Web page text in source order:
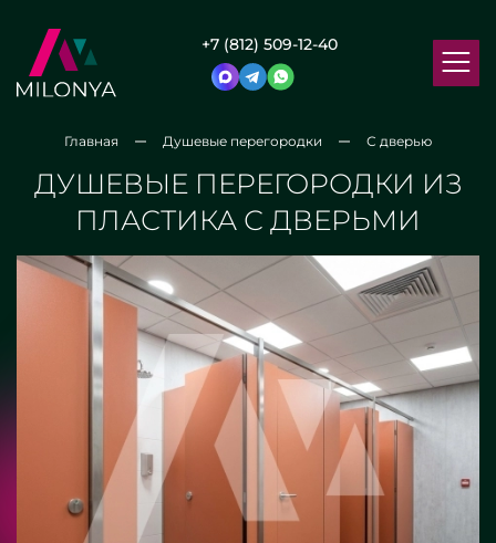
+7 (812) 509-12-40
Главная Душевые перегородки С дверью
ДУШЕВЫЕ ПЕРЕГОРОДКИ ИЗ
ПЛАСТИКА С ДВЕРЬМИ